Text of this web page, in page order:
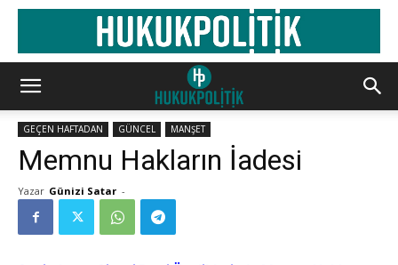
GEÇEN HAFTADAN GÜNCEL MANŞET
Memnu Hakların İadesi
Yazar Günizi Satar -